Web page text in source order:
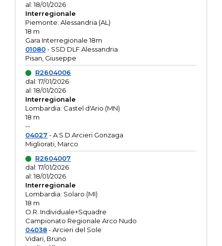
al: 18/01/2026
Interregionale
Piemonte: Alessandria (AL)
18 m
Gara Interregionale 18m
01080- SSD DLF Alessandria
Pisan, Giuseppe
R2604006
dal: 17/01/2026
al: 18/01/2026
Interregionale
Lombardia: Castel d'Ario (MN)
18 m
--
04027 - A.S.D.Arcieri Gonzaga
Migliorati, Marco
R2604007
dal: 17/01/2026
al: 18/01/2026
Interregionale
Lombardia: Solaro (MI)
18 m
O.R. Individuale+Squadre
Campionato Regionale Arco Nudo
04038- Arcieri del Sole
Vidari, Bruno